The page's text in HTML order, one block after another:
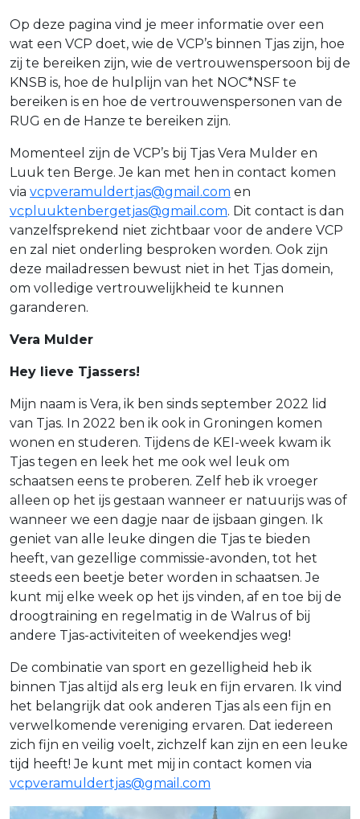
Op deze pagina vind je meer informatie over een
wat een VCP doet, wie de VCP’s binnen Tjas zijn, hoe
zij te bereiken zijn, wie de vertrouwenspersoon bij de
KNSB is, hoe de hulplijn van het NOC*NSF te
bereiken is en hoe de vertrouwenspersonen van de
RUG en de Hanze te bereiken zijn.
Momenteel zijn de VCP’s bij Tjas Vera Mulder en
Luuk ten Berge. Je kan met hen in contact komen
via vcpveramuldertjas@gmail.com en
vcpluuktenbergetjas@gmail.com. Dit contact is dan
vanzelfsprekend niet zichtbaar voor de andere VCP
en zal niet onderling besproken worden. Ook zijn
deze mailadressen bewust niet in het Tjas domein,
om volledige vertrouwelijkheid te kunnen
garanderen.
Vera Mulder
Hey lieve Tjassers!
Mijn naam is Vera, ik ben sinds september 2022 lid
van Tjas. In 2022 ben ik ook in Groningen komen
wonen en studeren. Tijdens de KEI-week kwam ik
Tjas tegen en leek het me ook wel leuk om
schaatsen eens te proberen. Zelf heb ik vroeger
alleen op het ijs gestaan wanneer er natuurijs was of
wanneer we een dagje naar de ijsbaan gingen. Ik
geniet van alle leuke dingen die Tjas te bieden
heeft, van gezellige commissie-avonden, tot het
steeds een beetje beter worden in schaatsen. Je
kunt mij elke week op het ijs vinden, af en toe bij de
droogtraining en regelmatig in de Walrus of bij
andere Tjas-activiteiten of weekendjes weg!
De combinatie van sport en gezelligheid heb ik
binnen Tjas altijd als erg leuk en fijn ervaren. Ik vind
het belangrijk dat ook anderen Tjas als een fijn en
verwelkomende vereniging ervaren. Dat iedereen
zich fijn en veilig voelt, zichzelf kan zijn en een leuke
tijd heeft! Je kunt met mij in contact komen via
vcpveramuldertjas@gmail.com